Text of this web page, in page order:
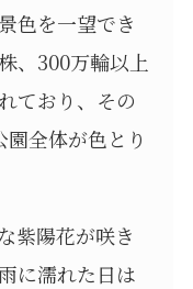
色を一望でき
、300万輪以上
ており、その
全体が色とり
紫陽花が咲き
に濡れた日は